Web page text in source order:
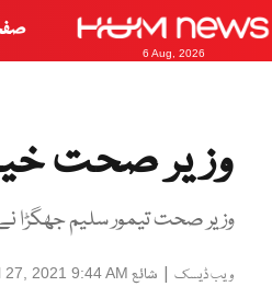
6 Aug, 2026
وزیر صحت
وزیر صحت تیمور سلیم جھگڑا
ویب ڈیسک | شائع 27, 2021 9:44 AM